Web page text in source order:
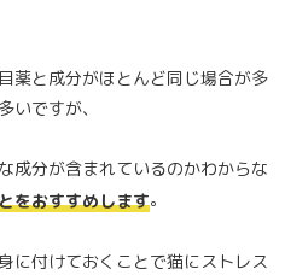
薬と成分がほとんど同じ場合が多
いですが、
成分が含まれているのかわからな
をおすすめします。
に付けておくことで猫にストレス